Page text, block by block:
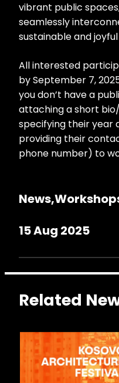
vibrant public
seamlessly
sustainable and
All interested
by September 7,
you don’t have a
attaching a short
specifying their year
providing their
phone number) to
News
15 Aug 2025
Related